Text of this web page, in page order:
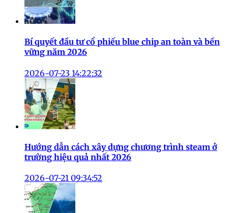
Bí quyết đầu tư cổ phiếu blue chip an toàn và bền
vững năm 2026
2026-07-23 14:22:32
Hướng dẫn cách xây dựng chương trình steam ở
trường hiệu quả nhất 2026
2026-07-21 09:34:52